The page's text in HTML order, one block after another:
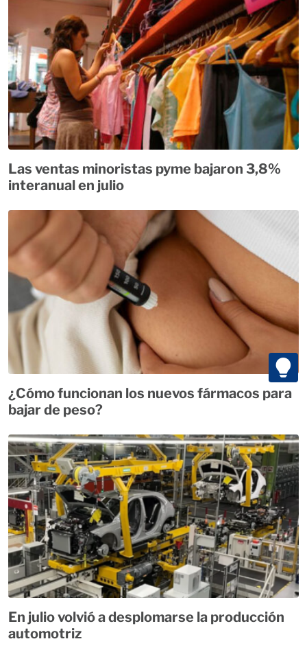
Las ventas minoristas pyme bajaron 3,8%
interanual en julio
¿Cómo funcionan los nuevos fármacos para
bajar de peso?
En julio volvió a desplomarse la producción
automotriz